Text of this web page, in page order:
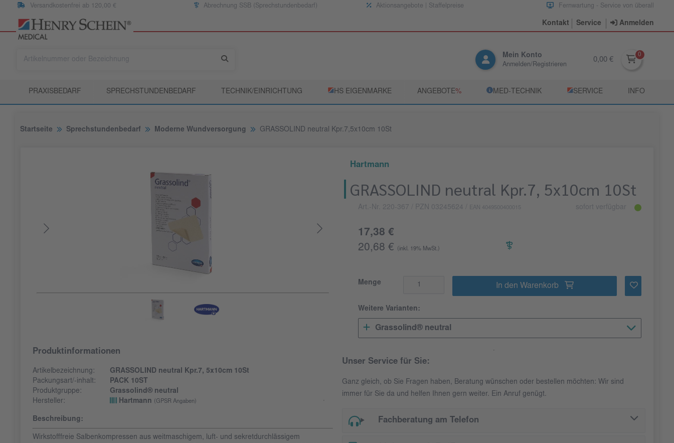
Versandkostenfrei ab 120,00 € Abrechnung SSB (Sprechstundenbedarf) Aktionsangebote | Staffelpreise Fernwartung - Service von überall
Kontakt Service Anmelden
Mein Konto
Anmelden/Registrieren
0,00 €
PRAXISBEDARF SPRECHSTUNDENBEDARF TECHNIK/EINRICHTUNG ­HS EIGENMARKE ANGEBOTE­% ­MED‑TECHNIK ­SERVICE INFO
Startseite Sprechstundenbedarf Moderne Wundversorgung GRASSOLIND neutral Kpr.7,5x10cm 10St
Produktinformationen
Artikelbezeichnung:
GRASSOLIND neutral Kpr.7, 5x10cm 10St
Packungsart/-inhalt:
PACK 10ST
Produktgruppe:
Grassolind® neutral
Hersteller:
Hartmann (GPSR Angaben)
Beschreibung:
Wirkstofffreie Salbenkompressen aus weitmaschigem, luft- und sekretdurchlässigem
Hartmann
GRASSOLIND neutral Kpr.7, 5x10cm 10St
Art.-Nr. 220-367 / PZN 03245624 EAN 4049500400015 sofort verfügbar
17,38 €
20,68 €
(inkl. 19% MwSt.)
Menge In den Warenkorb
Weitere Varianten:
Grassolind® neutral
Unser Service für Sie:
Ganz gleich, ob Sie Fragen haben, Beratung wünschen oder bestellen möchten: Wir sind
immer für Sie da und helfen Ihnen gern weiter. Ein Anruf genügt.
Fachberatung am Telefon